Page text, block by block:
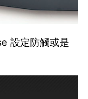
設定防觸或是